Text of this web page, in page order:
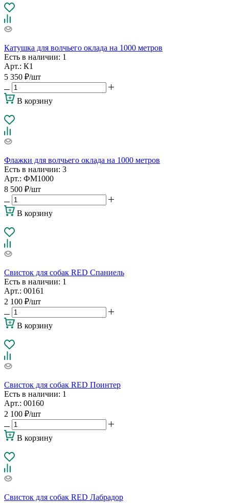
Катушка для волчьего оклада на 1000 метров
Есть в наличии: 1
Арт.: К1
5 350 ₽/шт
В корзину
Флажки для волчьего оклада на 1000 метров
Есть в наличии: 3
Арт.: ФМ1000
8 500 ₽/шт
В корзину
Свисток для собак RED Спаниель
Есть в наличии: 1
Арт.: 00161
2 100 ₽/шт
В корзину
Свисток для собак RED Поинтер
Есть в наличии: 1
Арт.: 00160
2 100 ₽/шт
В корзину
Свисток для собак RED Лабрадор